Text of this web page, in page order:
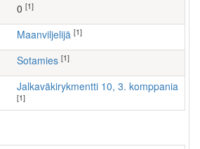
[1]
maanviljelijä [1]
Sotamies [1]
Jalkaväkirykmentti 10, 3. komppania
[1]